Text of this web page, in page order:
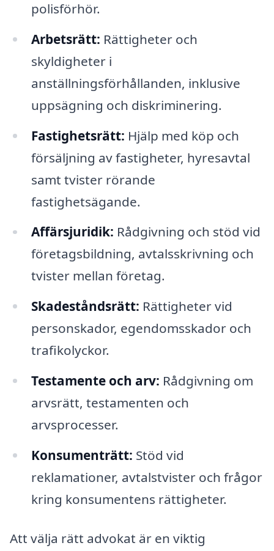
polisförhör.
Arbetsrätt: Rättigheter och
skyldigheter i
anställningsförhållanden, inklusive
uppsägning och diskriminering.
Fastighetsrätt: Hjälp med köp och
försäljning av fastigheter, hyresavtal
samt tvister rörande
fastighetsägande.
Affärsjuridik: Rådgivning och stöd vid
företagsbildning, avtalsskrivning och
tvister mellan företag.
Skadeståndsrätt: Rättigheter vid
personskador, egendomsskador och
trafikolyckor.
Testamente och arv: Rådgivning om
arvsrätt, testamenten och
arvsprocesser.
Konsumenträtt: Stöd vid
reklamationer, avtalstvister och frågor
kring konsumentens rättigheter.
Att välja rätt advokat är en viktig